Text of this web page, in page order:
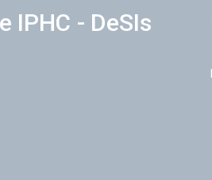
IPHC - DeSIs